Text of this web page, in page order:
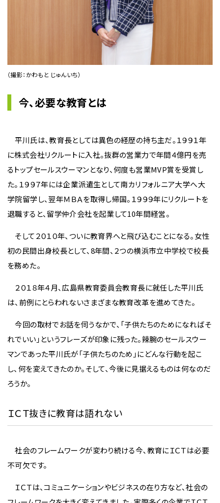
（撮影：かわもと じゅんいち）
今、必要な教育とは
平川氏は、教育長としては異色の経歴の持ち主だ。１９９１年
に株式会社リクルートに入社。抜群の営業力で年間４億円を売
るトップセールスウーマンとなり、何度も営業MVP賞を受賞し
た。１９９７年には企業派遣生として南カリフォルニア大学へ大
学院留学し、翌年ＭＢＡを取得し帰国。１９９９年にリクルートを
退職すると、留学仲介会社を起業して10年間経営。
そして２０１０年、ついに教育界へと飛び込むことになる。女性
初の民間出身校長として、8年間、２つの横浜市立中学校で校長
を務めた。
２０１８年４月、広島県教育委員会教育長に就任した平川氏
は、前例にとらわれないさまざまな教育改革を進めてきた。
今回の取材でお話を伺うなかで、「子供たちのためになればそ
れでいい」というフレーズが印象に残った。辣腕のセールスウー
マンであった平川氏が「子供たちのため」にどんな行動を起こ
し、何を変えてきたのか。そして、今後に見据えるものは何なのだ
ろうか。
ＩＣＴ抜きに教育は語れない
社会のフレームワークが変わり続ける今、教育にＩＣＴは必要
不可欠です。
ＩＣＴは、コミュニケーションやビジネスの在り方など、社会の